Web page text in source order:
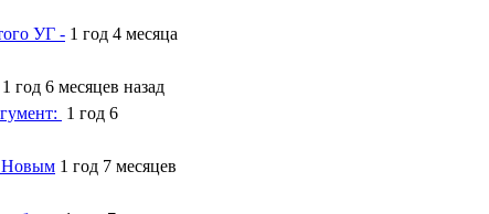
УГ - 1 год 4 месяца
1 год 6 месяцев назад
1 год 6
Новым 1 год 7 месяцев